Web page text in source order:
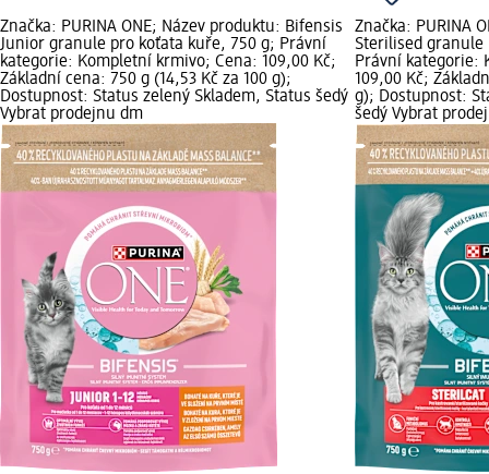
Značka: PURINA ONE; Název produktu: Bifensis
Junior granule pro koťata kuře, 750 g; Právní
kategorie: Kompletní krmivo; Cena: 109,00 Kč;
Základní cena: 750 g (14,53 Kč za 100 g);
Dostupnost: Status zelený Skladem, Status šedý
Vybrat prodejnu dm
Značka: PURINA
Sterilised granule
Právní kategorie:
109,00 Kč;
g); Dostupnost:
šedý Vybrat